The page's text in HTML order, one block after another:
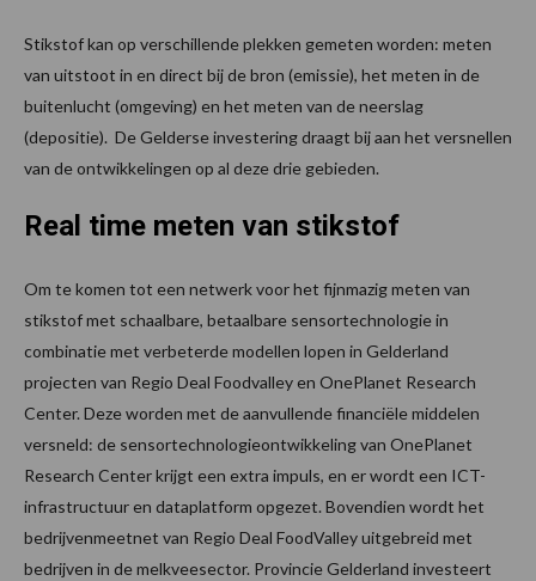
Stikstof kan op verschillende plekken gemeten worden: meten
van uitstoot in en direct bij de bron (emissie), het meten in de
buitenlucht (omgeving) en het meten van de neerslag
(depositie). De Gelderse investering draagt bij aan het versnellen
van de ontwikkelingen op al deze drie gebieden.
Real time meten van stikstof
Om te komen tot een netwerk voor het fijnmazig meten van
stikstof met schaalbare, betaalbare sensortechnologie in
combinatie met verbeterde modellen lopen in Gelderland
projecten van Regio Deal Foodvalley en OnePlanet Research
Center. Deze worden met de aanvullende financiële middelen
versneld: de sensortechnologieontwikkeling van OnePlanet
Research Center krijgt een extra impuls, en er wordt een ICT-
infrastructuur en dataplatform opgezet. Bovendien wordt het
bedrijvenmeetnet van Regio Deal FoodValley uitgebreid met
bedrijven in de melkveesector. Provincie Gelderland investeert